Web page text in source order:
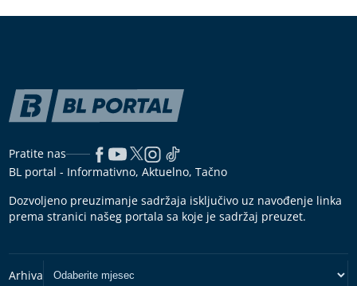
Pratite nas
BL portal - Informativno, Aktuelno, Tačno
Dozvoljeno preuzimanje sadržaja isključivo uz navođenje linka
prema stranici našeg portala sa koje je sadržaj preuzet.